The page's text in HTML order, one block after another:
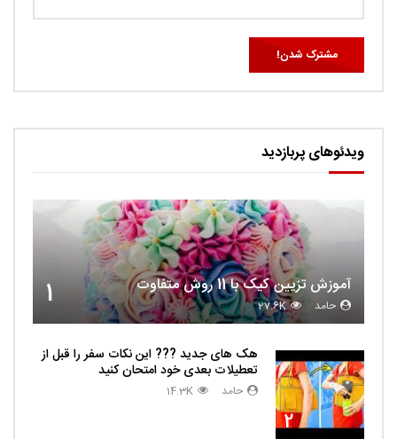
ویدئوهای پربازدید
1 آموزش تزیین کیک با 11 روش متفاوت
حامد 27.6K
2
هک های جدید ??️? این نکات سفر را قبل از
تعطیلات بعدی خود امتحان کنید
حامد 14.3K